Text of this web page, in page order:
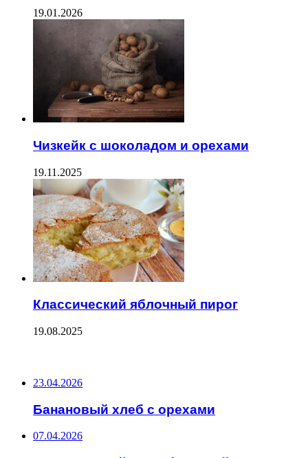
19.01.2026
Чизкейк с шоколадом и орехами
19.11.2025
Классический яблочный пирог
19.08.2025
23.04.2026
Банановый хлеб с орехами
07.04.2026